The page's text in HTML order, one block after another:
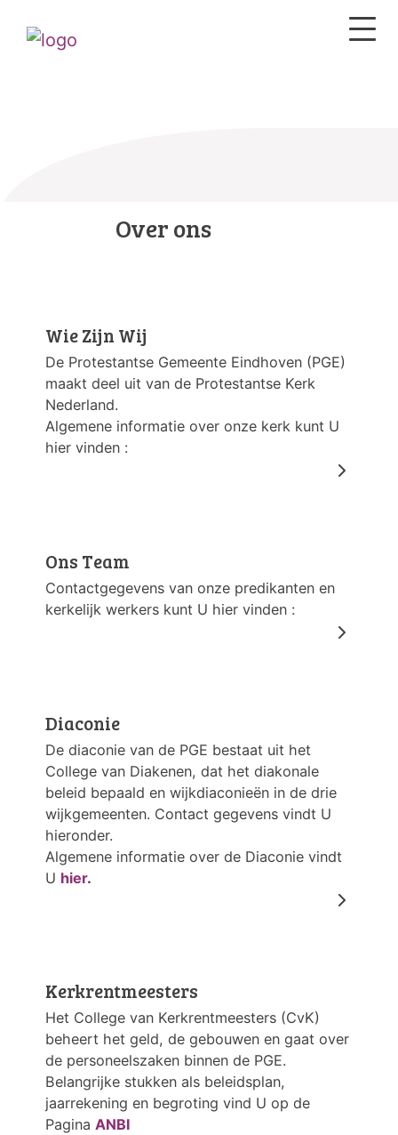
Over ons
Wie Zijn Wij
De Protestantse Gemeente Eindhoven (PGE)
maakt deel uit van de Protestantse Kerk
Nederland.
Algemene informatie over onze kerk kunt U
hier vinden :
Ons Team
Contactgegevens van onze predikanten en
kerkelijk werkers kunt U hier vinden :
Diaconie
De diaconie van de PGE bestaat uit het
College van Diakenen, dat het diakonale
beleid bepaald en wijkdiaconieën in de drie
wijkgemeenten. Contact gegevens vindt U
hieronder.
Algemene informatie over de Diaconie vindt
U hier.
Kerkrentmeesters
Het College van Kerkrentmeesters (CvK)
beheert het geld, de gebouwen en gaat over
de personeelszaken binnen de PGE.
Belangrijke stukken als beleidsplan,
jaarrekening en begroting vind U op de
Pagina ANBI